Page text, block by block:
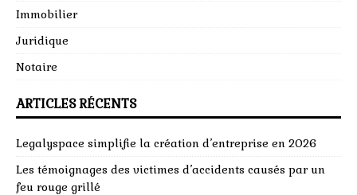
Immobilier
Juridique
Notaire
ARTICLES RÉCENTS
Legalyspace simplifie la création d’entreprise en 2026
Les témoignages des victimes d’accidents causés par un
feu rouge grillé